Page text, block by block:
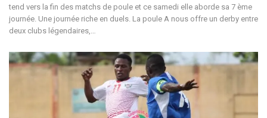
tend vers la fin des matchs de poule et ce samedi elle aborde sa 7 ème
journée. Une journée riche en duels. La poule A nous offre un derby entre
deux clubs légendaires,…